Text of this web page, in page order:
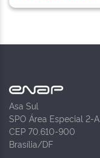
Asa Sul
SPO Área Especial 2-A
CEP 70.610-900
Brasília/DF